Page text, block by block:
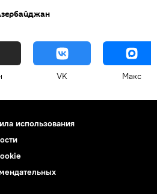
VK Макс
использования